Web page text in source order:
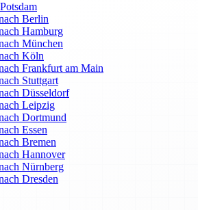
Berlin
Hamburg
München
Köln
Frankfurt am Main
Stuttgart
Düsseldorf
Leipzig
Dortmund
Essen
Bremen
Hannover
Nürnberg
Dresden